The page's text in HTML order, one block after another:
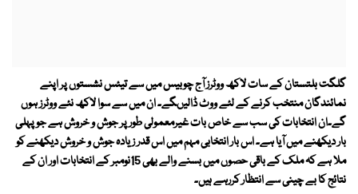
گلگت بلتستان کے سات لاکھ ووٹرز آج چوبیس میں سے تیئس نشستوں پر اپنے
نمائندگان منتخب کرنے کے لئے ووٹ ڈالیںگے۔ ان میں سے سوا لاکھ نئے ووٹرز ہوں
گے۔ان انتخابات کی سب سے خاص بات غیرمعمولی طور پر جوش و خروش ہے جو پہلی
بار دیکھنے میں آیا ہے۔ اس بار انتخابی مہم میں اس قدر زیادہ جوش و خروش دیکھنے کو
ملا ہے کہ ملک کے باقی حصوں میں بسنے والے بھی 15نومبر کے انتخابات اور ان کے
نتائج کا بے چینی سے انتظار کررہے ہیں۔